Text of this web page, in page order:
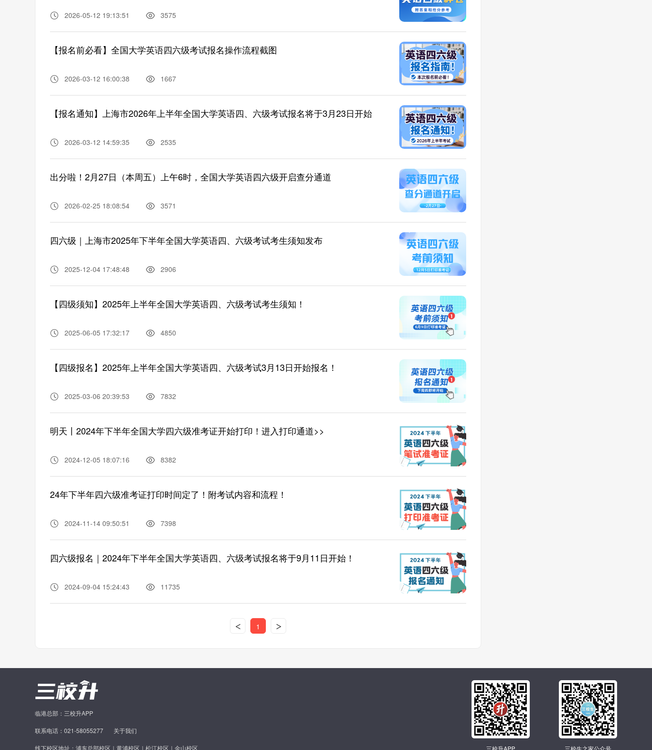
2026-05-12 19:13:51 3575
【报名前必看】全国大学英语四六级考试报名操作流程截图
2026-03-12 16:00:38 1667
【报名通知】上海市2026年上半年全国大学英语四、六级考试报名将于3月23日开始
2026-03-12 14:59:35 2535
出分啦！2月27日（本周五）上午6时，全国大学英语四六级开启查分通道
2026-02-25 18:08:54 3571
四六级｜上海市2025年下半年全国大学英语四、六级考试考生须知发布
2025-12-04 17:48:48 2906
【四级须知】2025年上半年全国大学英语四、六级考试考生须知！
2025-06-05 17:32:17 4850
【四级报名】2025年上半年全国大学英语四、六级考试3月13日开始报名！
2025-03-06 20:39:53 7832
明天丨2024年下半年全国大学四六级准考证开始打印！进入打印通道>>
2024-12-05 18:07:16 8382
24年下半年四六级准考证打印时间定了！附考试内容和流程！
2024-11-14 09:50:51 7398
四六级报名｜2024年下半年全国大学英语四、六级考试报名将于9月11日开始！
2024-09-04 15:24:43 11735
< 1 >
临港总部：三校升APP
联系电话：021-58055277 关于我们
线下校区地址：浦东总部校区｜黄浦校区｜松江校区｜金山校区 三校升APP 三校生之家公众号